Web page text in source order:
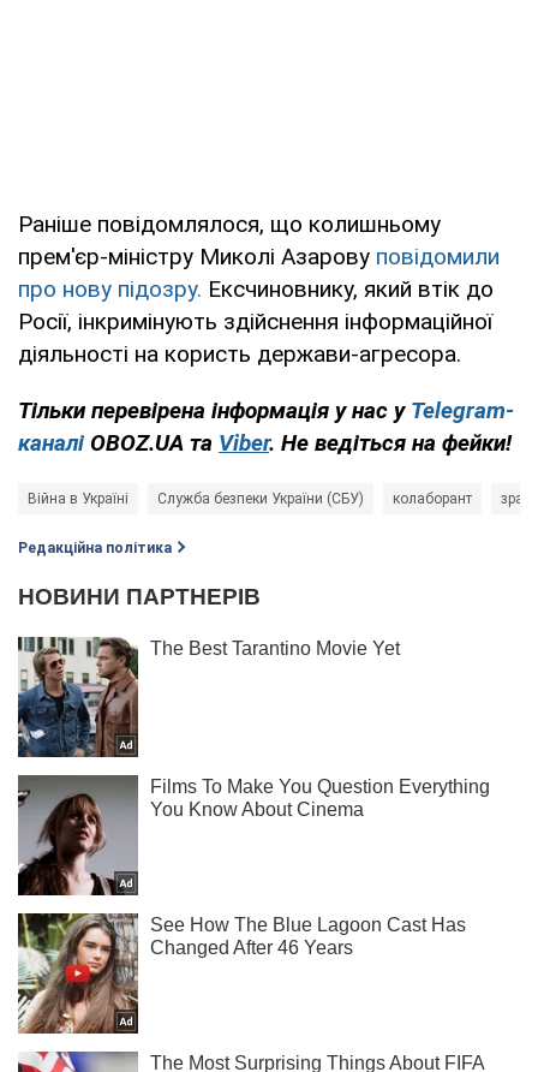
Раніше повідомлялося, що колишньому
прем'єр-міністру Миколі Азарову повідомили
про нову підозру. Ексчиновнику, який втік до
Росії, інкримінують здійснення інформаційної
діяльності на користь держави-агресора.
Тільки перевірена інформація у нас у Telegram-
каналі OBOZ.UA та Viber. Не ведіться на фейки!
Війна в Україні Служба безпеки України (СБУ) колаборант
Редакційна політика